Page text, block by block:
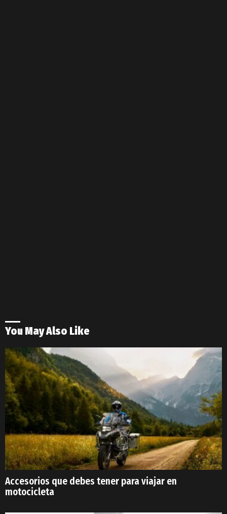
You May Also Like
Accesorios que debes tener para viajar en
motocicleta